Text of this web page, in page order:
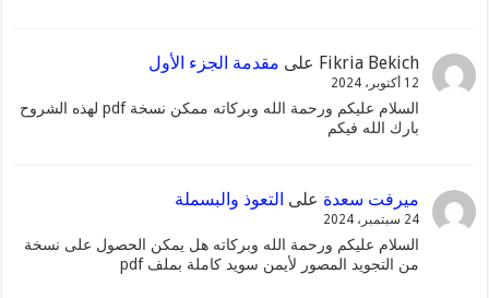
Fikria Bekichعلى مقدمة الجزء الأول
12 أكتوبر، 2024
السلام عليكم ورحمة الله وبركاته ممكن نسخة pdf لهذه الشروح
بارك الله فيكم
ميرفت سعدةعلى التعوذ والبسملة
24 سبتمبر، 2024
السلام عليكم ورحمة الله وبركاته هل يمكن الحصول على نسخة
من التجويد المصور لأيمن سويد كاملة بملف pdf